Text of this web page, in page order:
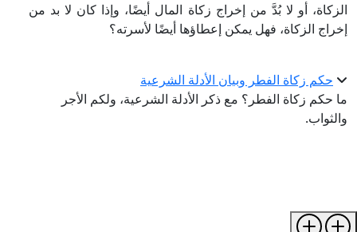
الزكاة، أو لا بُدَّ من إخراج زكاة المال أيضًا، وإذا كان لا بد من
إخراج الزكاة، فهل يمكن إعطاؤها أيضًا لأسرته؟
حكم زكاة الفطر وبيان الأدلة الشرعية
ما حكم زكاة الفطر؟ مع ذكر الأدلة الشرعية، ولكم الأجر
والثواب.